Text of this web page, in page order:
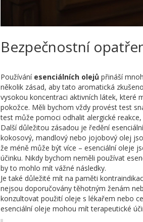
Bezpečnostní
Používání esenciálních olejů přináší
několik zásad, aby tato aromatická
vysokou koncentraci aktivních látek, které
pokožce. Měli bychom vždy provést test
test může pomoci odhalit alergické
Další důležitou zásadou je ředění
kokosový, mandlový nebo jojobový olej
že méně může být více – esenciální oleje
účinku. Nikdy bychom neměli používat
by to mohlo mít vážné následky.
Je také důležité mít na paměti
nejsou doporučovány těhotným ženám
konzultovat použití oleje s lékařem nebo
esenciální oleje mohou mít terapeutické